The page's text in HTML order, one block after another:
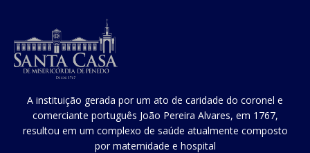
A instituição gerada por um ato de caridade do coronel e
comerciante português João Pereira Alvares, em 1767,
resultou em um complexo de saúde atualmente composto
por maternidade e hospital